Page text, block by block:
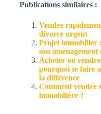
Publications similaires :
Vendre
divorce urgent
Projet immobilier
son
Acheter ou
pourquoi se faire
la différence
Comment vendre
immobilière ?